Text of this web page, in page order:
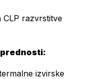
CLP razvrstitve
izvirske